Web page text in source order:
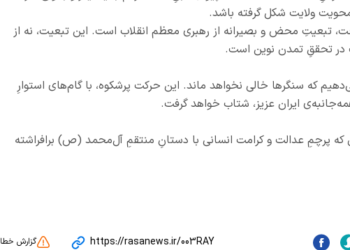
ولایت شکل گرفته باشد.
تبعیتِ محض و بصیرانه از رهبری معظم انقلاب است. این تبعیت، نه از
در تحققِ تمدن نوین است.
که سنگرها خالی نخواهد ماند. این حرکت پرشکوه، با گام‌های استوارِ
ایران عزیز، شتاب خواهد گرفت.
پرچمِ عدالت و کرامت انسانی با دستانِ منتقمِ آل‌محمد (ص) برافراشته
https://rasanews.ir/003RAY گزارش خطا